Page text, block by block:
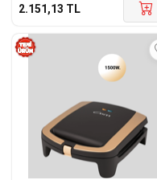
2.151,13 TL